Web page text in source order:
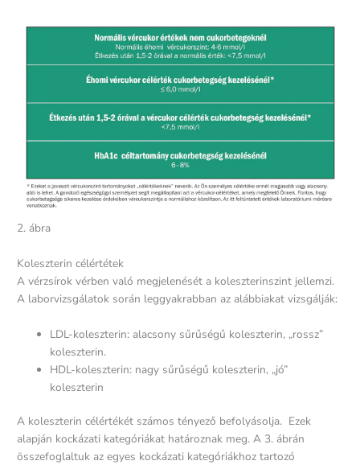
2. ábra
Koleszterin célértétek
A vérzsírok vérben való megjelenését a koleszterinszint jellemzi.
A laborvizsgálatok során leggyakrabban az alábbiakat vizsgálják:
LDL-koleszterin: alacsony sűrűségű koleszterin, „rossz”
koleszterin.
HDL-koleszterin: nagy sűrűségű koleszterin, „jó”
koleszterin
A koleszterin célértékét számos tényező befolyásolja. Ezek
alapján kockázati kategóriákat határoznak meg. A 3. ábrán
összefoglaltuk az egyes kockázati kategóriákhoz tartozó